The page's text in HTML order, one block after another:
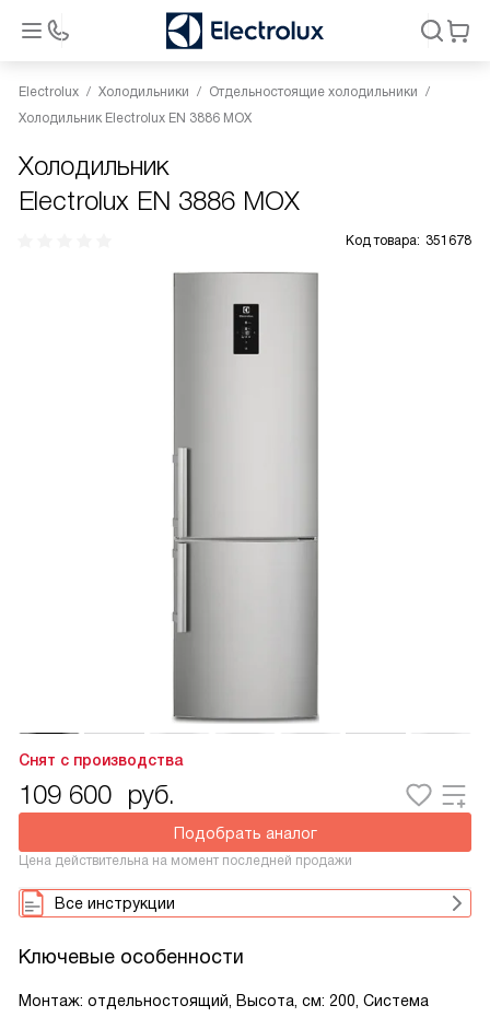
Electrolux Холодильники
Отдельностоящие холодильники
Холодильник Electrolux EN 3886 MOX
Холодильник
Electrolux EN 3886 MOX
Код товара: 351678
Снят с производства
109 600 руб.
Подобрать аналог
Цена действительна на момент последней продажи
Все инструкции
Ключевые особенности
Монтаж: отдельностоящий, Высота, см: 200, Система